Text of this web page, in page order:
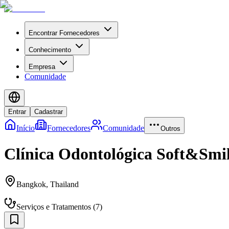
Encontrar Fornecedores
Conhecimento
Empresa
Comunidade
Entrar Cadastrar
Início Fornecedores Comunidade Outros
Clínica Odontológica
Bangkok, Thailand
Serviços e Tratamentos (7)